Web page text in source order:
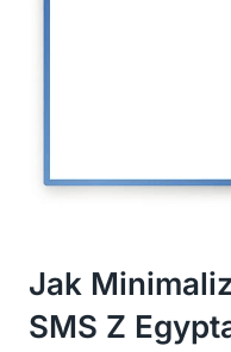
Jak
SMS Z